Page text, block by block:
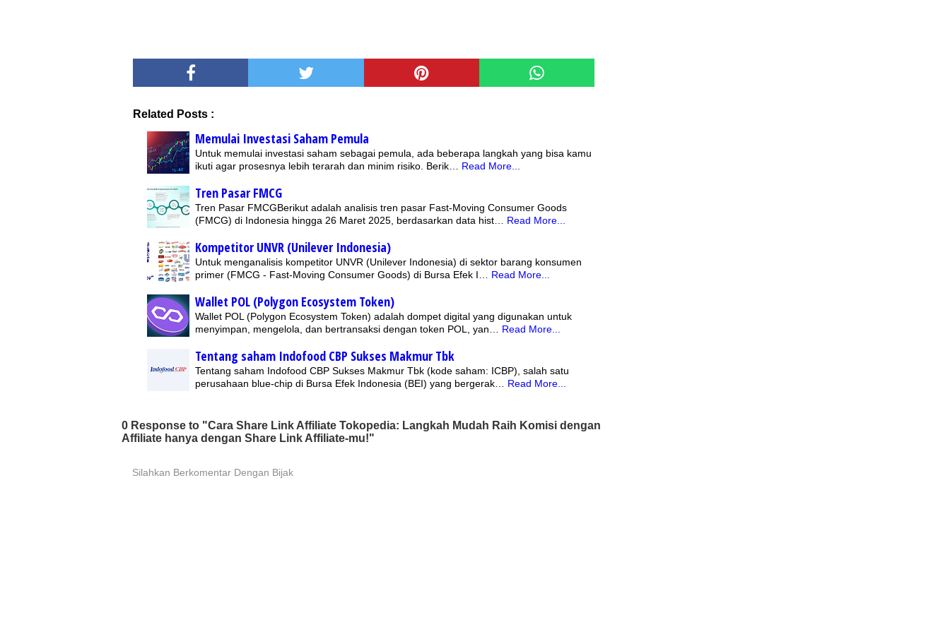
Related Posts :
Memulai Investasi Saham Pemula
Untuk memulai investasi saham sebagai pemula, ada beberapa langkah yang bisa kamu
ikuti agar prosesnya lebih terarah dan minim risiko. Berik… Read More...
Tren Pasar FMCG
Tren Pasar FMCGBerikut adalah analisis tren pasar Fast-Moving Consumer Goods
(FMCG) di Indonesia hingga 26 Maret 2025, berdasarkan data hist… Read More...
Kompetitor UNVR (Unilever Indonesia)
Untuk menganalisis kompetitor UNVR (Unilever Indonesia) di sektor barang konsumen
primer (FMCG - Fast-Moving Consumer Goods) di Bursa Efek I… Read More...
Wallet POL (Polygon Ecosystem Token)
Wallet POL (Polygon Ecosystem Token) adalah dompet digital yang digunakan untuk
menyimpan, mengelola, dan bertransaksi dengan token POL, yan… Read More...
Tentang saham Indofood CBP Sukses Makmur Tbk
Tentang saham Indofood CBP Sukses Makmur Tbk (kode saham: ICBP), salah satu
perusahaan blue-chip di Bursa Efek Indonesia (BEI) yang bergerak… Read More...
0 Response to "Cara Share Link Affiliate Tokopedia: Langkah Mudah Raih Komisi dengan
Affiliate hanya dengan Share Link Affiliate-mu!"
Silahkan Berkomentar Dengan Bijak